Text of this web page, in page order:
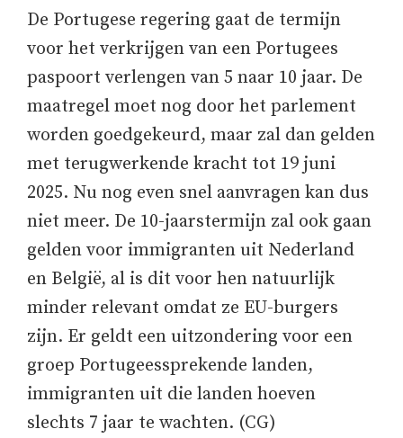
De Portugese regering gaat de termijn
voor het verkrijgen van een Portugees
paspoort verlengen van 5 naar 10 jaar. De
maatregel moet nog door het parlement
worden goedgekeurd, maar zal dan gelden
met terugwerkende kracht tot 19 juni
2025. Nu nog even snel aanvragen kan dus
niet meer. De 10-jaarstermijn zal ook gaan
gelden voor immigranten uit Nederland
en België, al is dit voor hen natuurlijk
minder relevant omdat ze EU-burgers
zijn. Er geldt een uitzondering voor een
groep Portugeessprekende landen,
immigranten uit die landen hoeven
slechts 7 jaar te wachten. (CG)